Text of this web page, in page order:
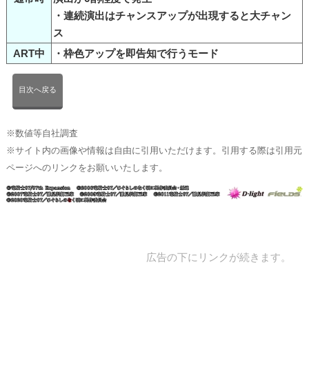
・連続演出はチャンスアップが出現すると大チャン
ス
ART中
・枠色アップを即告知で行うモード
目次へ戻る
※数値等自社調査
※サイト内の画像や情報は自由に引用いただけます。引用する際は引用元
ページへのリンクをお願いいたします。
広告の下にリンクが続きます。